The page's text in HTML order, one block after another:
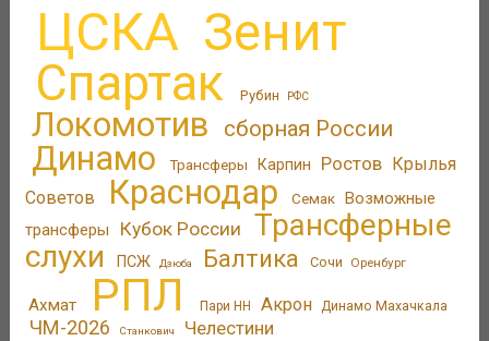
ЦСКА Зенит
Спартак Рубин РФС
Локомотив сборная России
Динамо Трансферы Карпин Ростов
Крылья
Советов
Краснодар Семак Возможные
трансферы
Кубок России
Трансферные
слухи
ПСЖ Дзюба Балтика Сочи Оренбург
Ахмат РПЛ Пари НН Акрон Динамо Махачкала
ЧМ-2026 Станкович Челестини